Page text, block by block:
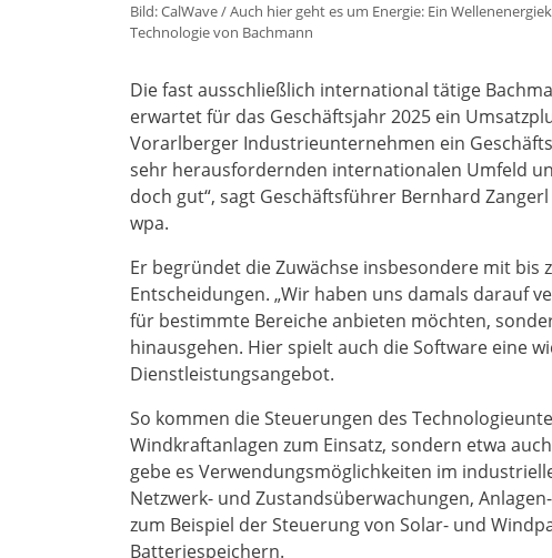
Bild: CalWave / Auch hier geht es um Energie: Ein
Technologie von Bachmann
Die fast ausschließlich international tätige
erwartet für das Geschäftsjahr 2025 ein
Vorarlberger Industrieunternehmen ein
sehr herausfordernden internationalen Umfeld
doch gut“, sagt Geschäftsführer Bernhard
wpa.
Er begründet die Zuwächse insbesondere mit bis
Entscheidungen. „Wir haben uns damals darauf
für bestimmte Bereiche anbieten möchten,
hinausgehen. Hier spielt auch die Software eine
Dienstleistungsangebot.
So kommen die Steuerungen des
Windkraftanlagen zum Einsatz, sondern etwa
gebe es Verwendungsmöglichkeiten im
Netzwerk- und Zustandsüberwachungen,
zum Beispiel der Steuerung von Solar- und
Batteriespeichern.